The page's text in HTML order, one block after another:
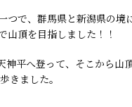
つで、群馬県と新潟県の境
山頂を目指しました！！
神平へ登って、そこから山
きました。